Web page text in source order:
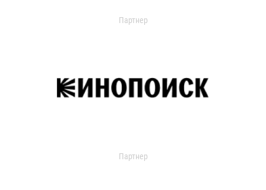
Партнер
Партнер